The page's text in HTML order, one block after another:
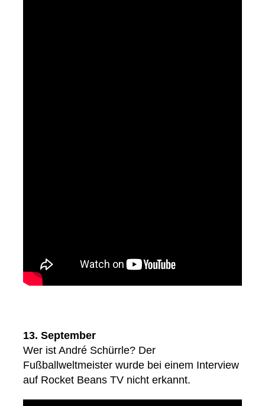
13. September
Wer ist André Schürrle? Der
Fußballweltmeister wurde bei einem Interview
auf Rocket Beans TV nicht erkannt.